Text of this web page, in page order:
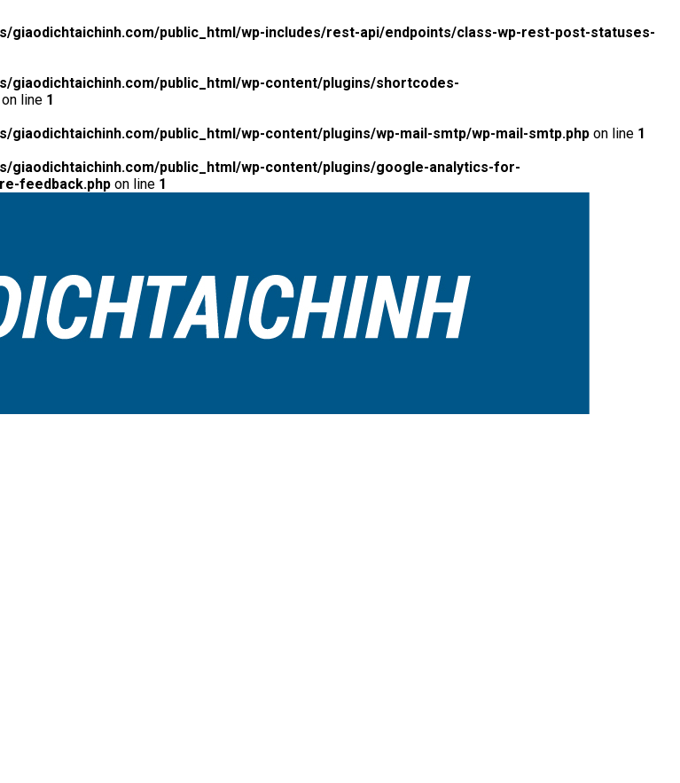
giaodichtaichinh.com/public_html/wp-includes/rest-api/endpoints/class-wp-rest-post-statuses-
giaodichtaichinh.com/public_html/wp-content/plugins/shortcodes-
on line 1
giaodichtaichinh.com/public_html/wp-content/plugins/wp-mail-smtp/wp-mail-smtp.php on line 1
giaodichtaichinh.com/public_html/wp-content/plugins/google-analytics-for-
feedback.php on line 1